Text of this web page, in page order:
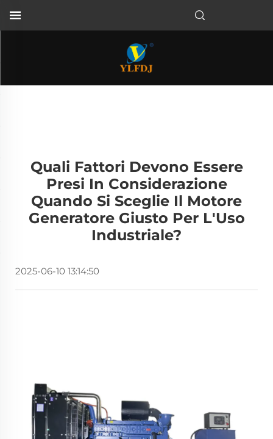
Quali Fattori Devono Essere
Presi In Considerazione
Quando Si Sceglie Il Motore
Generatore Giusto Per L'Uso
Industriale?
2025-06-10 13:14:50